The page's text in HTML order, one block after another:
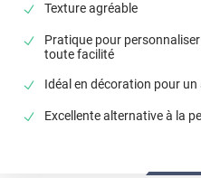
Texture agréable
Pratique pour
toute facilité
Idéal en décoration pour
Excellente alternative à la